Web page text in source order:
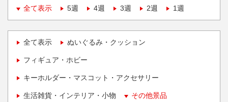
全て表示
5週 4週 3週 2週 1週
全て表示 ぬいぐるみ・クッション
フィギュア・ホビー
キーホルダー・マスコット・アクセサリー
生活雑貨・インテリア・小物 その他景品